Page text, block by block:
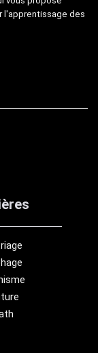
l'apprentissage des